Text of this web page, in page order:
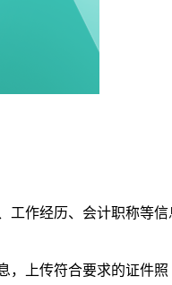
工作经历、会计职称等信
，上传符合要求的证件照